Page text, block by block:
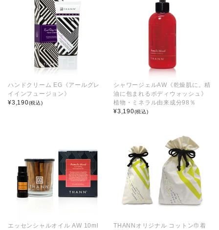
ハンドクリーム EG《アールグレ
イインフュージョン》
¥3,190(税込)
シャワージェルAW《乾燥肌に。精
油に包まれるボディウォッシュ》
植物・ミネラル由来成分98％
¥3,190(税込)
エッセンシャルオイル AW 10ml
THANNオリジナル コットン巾着